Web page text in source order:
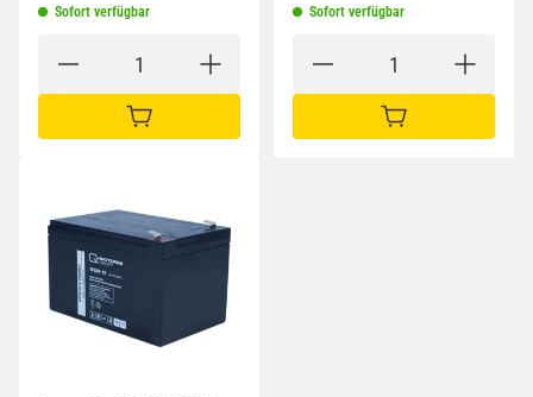
Sofort verfügbar
IN DEN WARENKORB
Sofort verfügbar
IN DEN WARENKORB